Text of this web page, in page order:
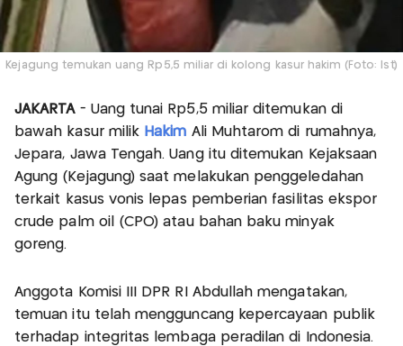
Kejagung temukan uang Rp5,5 miliar di kolong kasur hakim (Foto: Ist)
JAKARTA - Uang tunai Rp5,5 miliar ditemukan di
bawah kasur milik Hakim Ali Muhtarom di rumahnya,
Jepara, Jawa Tengah. Uang itu ditemukan Kejaksaan
Agung (Kejagung) saat melakukan penggeledahan
terkait kasus vonis lepas pemberian fasilitas ekspor
crude palm oil (CPO) atau bahan baku minyak
goreng.
Anggota Komisi III DPR RI Abdullah mengatakan,
temuan itu telah mengguncang kepercayaan publik
terhadap integritas lembaga peradilan di Indonesia.